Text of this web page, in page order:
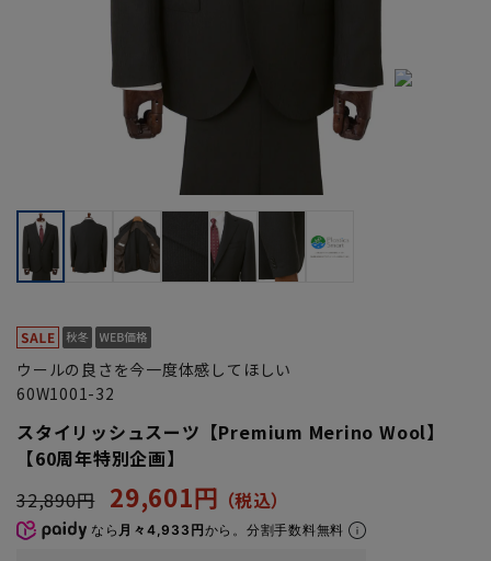
ウールの良さを今一度体感してほしい
60W1001-32
スタイリッシュスーツ【Premium Merino Wool】
【60周年特別企画】
32,890円
29,601円
なら 月々4,933円から。分割手数料無料